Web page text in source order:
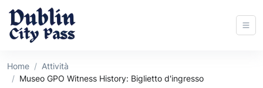
Home
Attività
Museo GPO Witness History: Biglietto d'ingresso